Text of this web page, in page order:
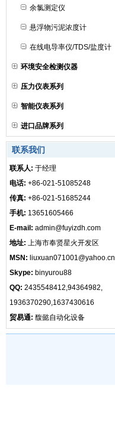
余氯测定仪
悬浮物污泥浓度计
在线电导率仪/TDS/盐度计
环境安全检测仪器
压力仪表系列
智能仪表系列
进口品牌系列
联系我们
联系人: 于经理
电话: +86-021-51085248
传真: +86-021-51685244
手机: 13651605466
E-mail: admin@fuyizdh.com
地址: 上海市奉贤星火开发区
MSN: liuxuan071001@yahoo.cn
Skype: binyurou88
QQ: 2435548412,94364982,
1936370290,1637430616
贸易通: 馥懿自动化设备